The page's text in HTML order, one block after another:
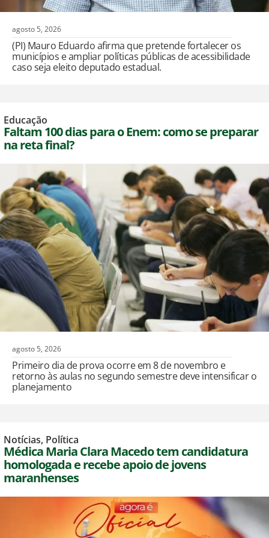
agosto 5, 2026
(PI) Mauro Eduardo afirma que pretende fortalecer os
municípios e ampliar políticas públicas de acessibilidade
caso seja eleito deputado estadual.
Educação
Faltam 100 dias para o Enem: como se preparar
na reta final?
agosto 5, 2026
Primeiro dia de prova ocorre em 8 de novembro e
retorno às aulas no segundo semestre deve intensificar o
planejamento
Notícias, Política
Médica Maria Clara Macedo tem candidatura
homologada e recebe apoio de jovens
maranhenses